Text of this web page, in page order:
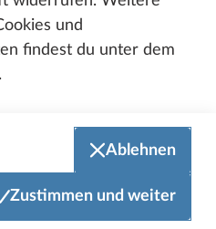
und
findest du unter dem
Ablehnen
Zustimmen und weiter